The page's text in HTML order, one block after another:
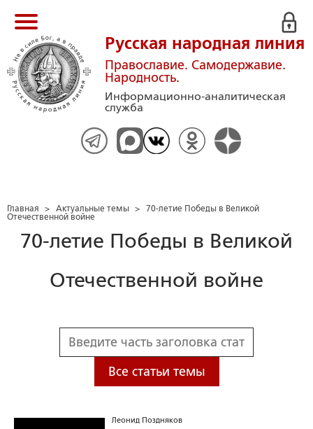
Русская народная линия
Православие. Самодержавие.
Народность.
Информационно-аналитическая
служба
Главная > Актуальные темы > 70-летие Победы в Великой
Отечественной войне
70-летие Победы в Великой
Отечественной войне
Все статьи темы
Леонид Поздняков